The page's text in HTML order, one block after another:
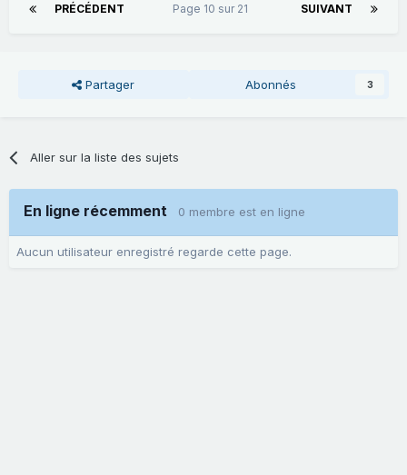
PRÉCÉDENT SUIVANT
Page 10 sur 21
Partager Abonnés 3
Aller sur la liste des sujets
En ligne récemment 0 membre est en ligne
Aucun utilisateur enregistré regarde cette page.